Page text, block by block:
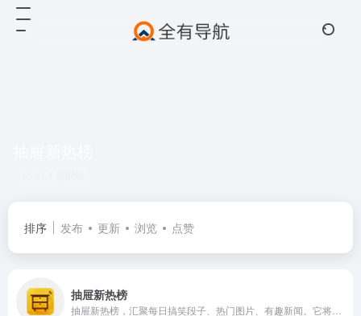
排序 发布 更新 浏览 点赞
抽屉新热榜